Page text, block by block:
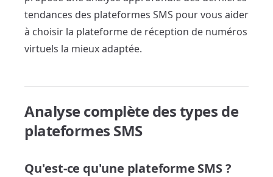
tendances des plateformes SMS pour vous aider
à choisir la plateforme de réception de numéros
virtuels la mieux adaptée.
Analyse complète des types de
plateformes SMS
Qu'est-ce qu'une plateforme SMS ?